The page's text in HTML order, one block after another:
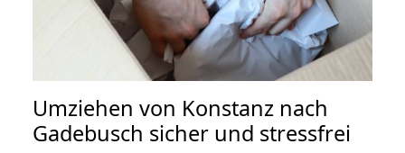
Umziehen von Konstanz nach
Gadebusch sicher und stressfrei